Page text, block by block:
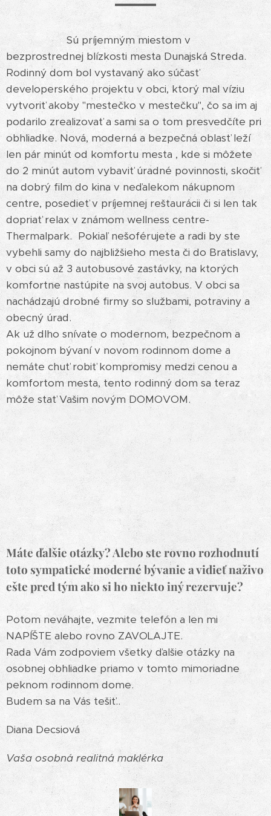
Sú príjemným miestom v
bezprostrednej blízkosti mesta Dunajská Streda.
Rodinný dom bol vystavaný ako súčasť
developerského projektu v obci, ktorý mal víziu
vytvoriť akoby "mestečko v mestečku", čo sa im aj
podarilo zrealizovať a sami sa o tom presvedčíte pri
obhliadke. Nová, moderná a bezpečná oblasť leží
len pár minút od komfortu mesta , kde si môžete
do 2 minút autom vybaviť úradné povinnosti, skočiť
na dobrý film do kina v neďalekom nákupnom
centre, posedieť v príjemnej reštaurácii či si len tak
dopriať relax v známom wellness centre-
Thermalpark. Pokiaľ nešoférujete a radi by ste
vybehli samy do najbližšieho mesta či do Bratislavy,
v obci sú až 3 autobusové zastávky, na ktorých
komfortne nastúpite na svoj autobus. V obci sa
nachádzajú drobné firmy so službami, potraviny a
obecný úrad.
Ak už dlho snívate o modernom, bezpečnom a
pokojnom bývaní v novom rodinnom dome a
nemáte chuť robiť kompromisy medzi cenou a
komfortom mesta, tento rodinný dom sa teraz
môže stať Vašim novým DOMOVOM.
Máte ďalšie otázky? Alebo ste rovno rozhodnutí
toto sympatické moderné bývanie a vidieť naživo
ešte pred tým ako si ho niekto iný rezervuje?
Potom neváhajte, vezmite telefón a len mi
NAPÍŠTE alebo rovno ZAVOLAJTE.
Rada Vám zodpoviem všetky ďalšie otázky na
osobnej obhliadke priamo v tomto mimoriadne
peknom rodinnom dome.
Budem sa na Vás tešiť..
Diana Decsiová
Vaša osobná realitná maklérka